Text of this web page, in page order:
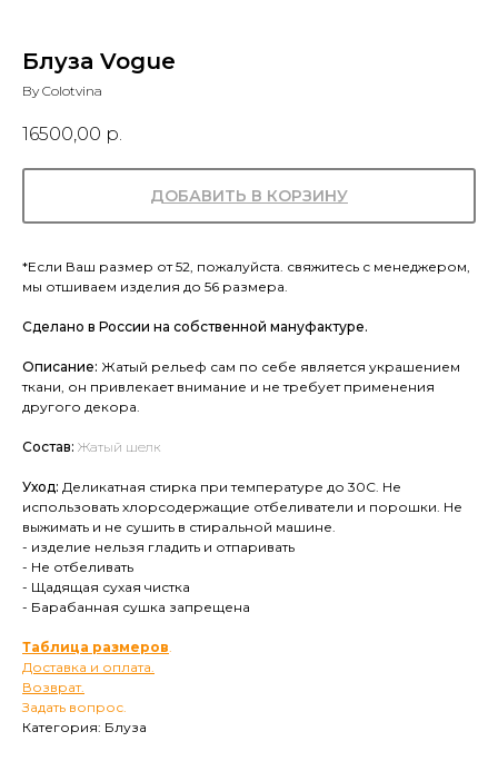
Блуза Vogue
By Colotvina
16500,00 р.
ДОБАВИТЬ В КОРЗИНУ
*Если Ваш размер от 52, пожалуйста. свяжитесь с менеджером,
мы отшиваем изделия до 56 размера.
Сделано в России на собственной мануфактуре.
Описание: Жатый рельеф сам по себе является украшением
ткани, он привлекает внимание и не требует применения
другого декора.
Состав: Жатый шелк
Уход: Деликатная стирка при температуре до 30С. Не
использовать хлорсодержащие отбеливатели и порошки. Не
выжимать и не сушить в стиральной машине.
- изделие нельзя гладить и отпаривать
- Не отбеливать
- Щадящая сухая чистка
- Барабанная сушка запрещена
Таблица размеров.
Доставка и оплата.
Возврат.
Задать вопрос.
Категория: Блуза